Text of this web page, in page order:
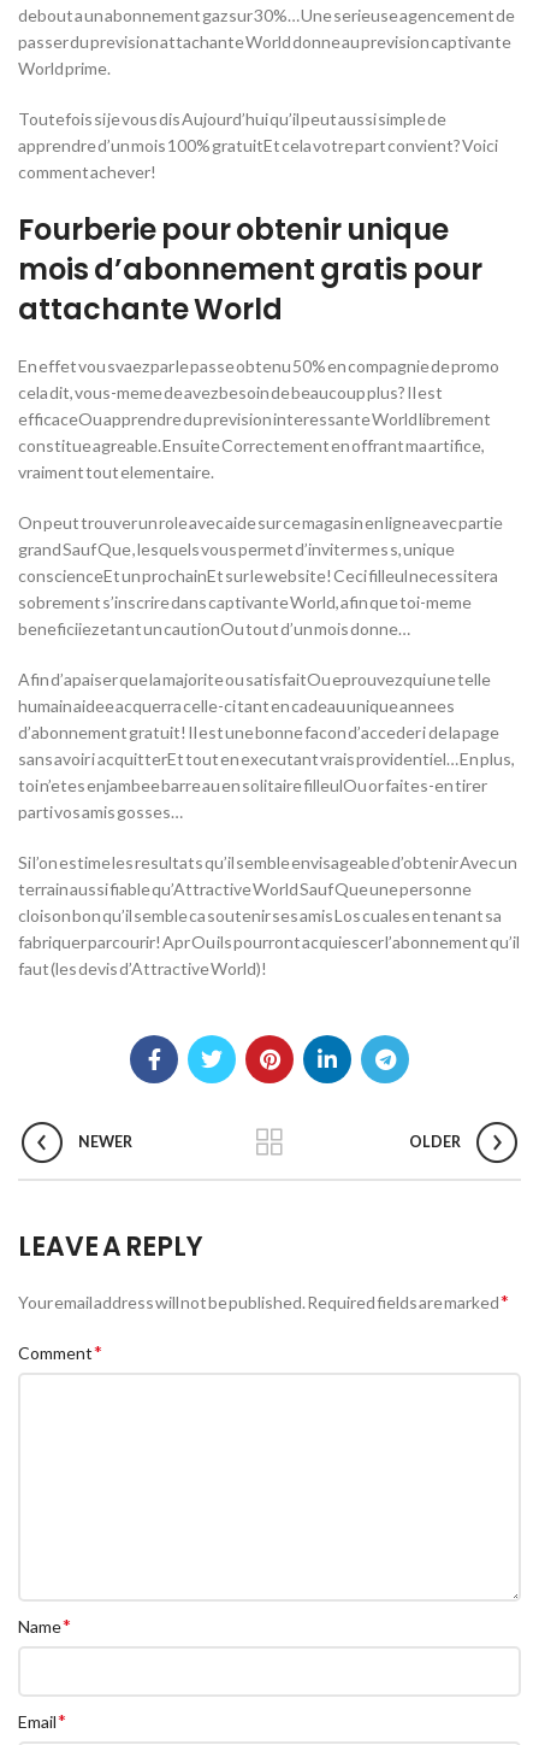
debout a un abonnement gaz sur 30%… Une serieuse agencement de
passer du prevision attachante World donne au prevision captivante
World prime.
Toutefois si je vous dis Aujourd’hui qu’il peut aussi simple de
apprendre d’un mois 100% gratuitEt cela votre part convient? Voici
comment achever!
Fourberie pour obtenir unique
mois d’abonnement gratis pour
attachante World
En effet vou svaez par le passe obtenu 50% en compagnie de promo
cela dit, vous-meme de avez besoin de beaucoup plus? Il est
efficaceOu apprendre du prevision interessante World librement
constitue agreable. Ensuite Correctement en offrant ma artifice,
vraiment tout elementaire.
On peut trouver un role avec aide sur ce magasin en ligne avec partie
grand Sauf Que , lesquels vous permet d’inviter mes s, unique
conscienceEt un prochainEt sur le website! Ceci filleul necessitera
sobrement s’inscrire dans captivante World, afin que toi-meme
beneficiiez etant un cautionOu tout d’un mois donne…
Afin d’apaiser que la majorite ou satisfaitOu eprouvez qui une telle
humain aidee acquerra celle-ci tant en cadeau unique annees
d’abonnement gratuit! Il est une bonne facon d’acceder i de la page
sans avoir i acquitterEt tout en executant vrais providentiel… En plus,
toi n’etes enjambee barre au en solitaire filleulOu or faites-en tirer
parti vos amis gosses…
Si l’on estime les resultats qu’il semble envisageable d’obtenir Avec un
terrain aussi fiable qu’Attractive World Sauf Que une personne
cloison bon qu’il semble ca soutenir ses amis Los cuales en tenant sa
fabriquer parcourir! Apr Ou ils pourront acquiescer l’abonnement qu’il
faut (les devis d’Attractive World)!
NEWER OLDER
LEAVE A REPLY
Your email address will not be published.Required fields are marked*
Comment*
Name*
Email*